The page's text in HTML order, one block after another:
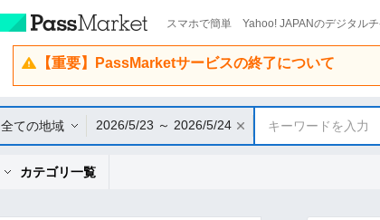
スマホで簡単 Yahoo! JAPANのデジタルチ
【重要】PassMarketサービスの終了について
全ての地域 2026/5/23 ～ 2026/5/24 キーワードを入力
カテゴリ一覧